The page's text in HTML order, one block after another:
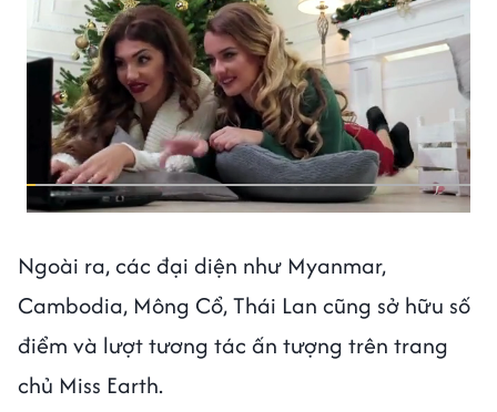
Ngoài ra, các đại diện như Myanmar,
Cambodia, Mông Cổ, Thái Lan cũng sở hữu số
điểm và lượt tương tác ấn tượng trên trang
chủ Miss Earth.